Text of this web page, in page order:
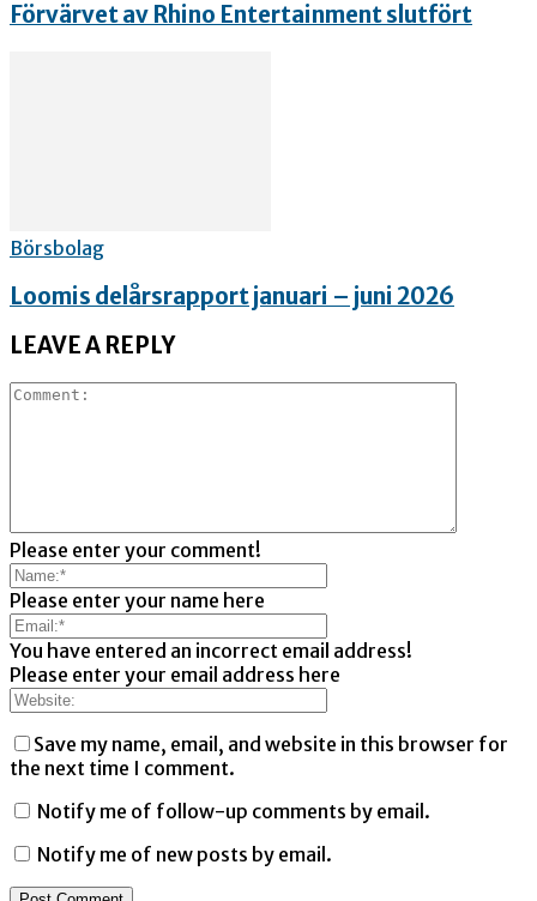
Förvärvet av Rhino Entertainment slutfört
Börsbolag
Loomis delårsrapport januari – juni 2026
LEAVE A REPLY
Please enter your comment!
Please enter your name here
You have entered an incorrect email address!
Please enter your email address here
Save my name, email, and website in this browser for
the next time I comment.
Notify me of follow-up comments by email.
Notify me of new posts by email.